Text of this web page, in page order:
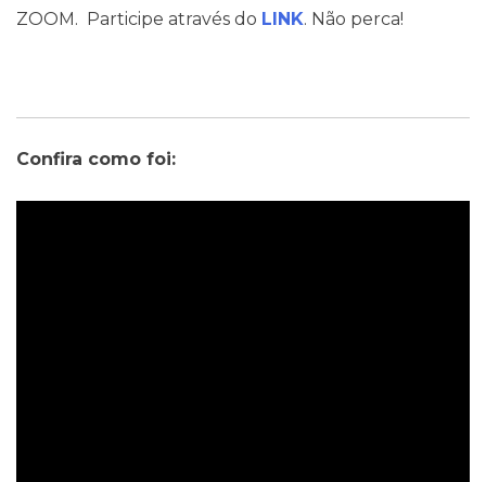
ZOOM. Participe através do LINK. Não perca!
Confira como foi: